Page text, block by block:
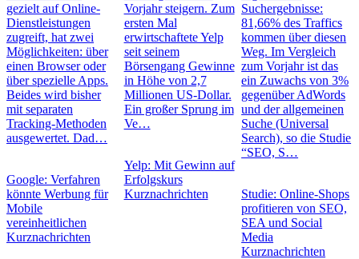
gezielt auf Online-
Dienstleistungen
zugreift, hat zwei
Möglichkeiten: über
einen Browser oder
über spezielle Apps.
Beides wird bisher
mit separaten
Tracking-Methoden
ausgewertet. Dad…
Google: Verfahren
könnte Werbung für
Mobile
vereinheitlichen
Kurznachrichten
Vorjahr steigern. Zum
ersten Mal
erwirtschaftete Yelp
seit seinem
Börsengang Gewinne
in Höhe von 2,7
Millionen US-Dollar.
Ein großer Sprung im
Ve…
Yelp: Mit Gewinn auf
Erfolgskurs
Kurznachrichten
Suchergebnisse:
81,66% des Traffics
kommen über diesen
Weg. Im Vergleich
zum Vorjahr ist das
ein Zuwachs von 3%
gegenüber AdWords
und der allgemeinen
Suche (Universal
Search), so die Studie
“SEO, S…
Studie: Online-Shops
profitieren von SEO,
SEA und Social
Media
Kurznachrichten